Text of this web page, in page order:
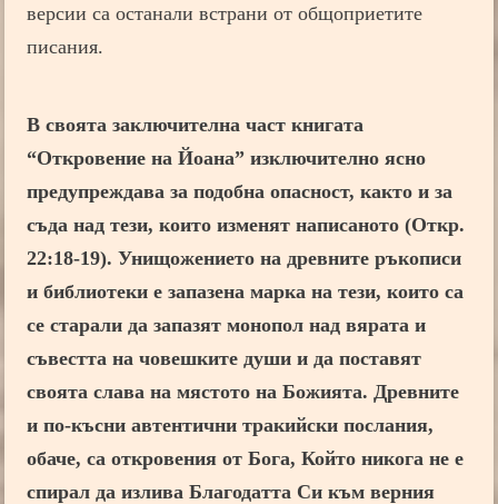
версии са останали встрани от общоприетите
писания.
В своята заключителна част книгата
“Откровение на Йоана” изключително ясно
предупреждава за подобна опасност, както и за
съда над тези, които изменят написаното (Откр.
22:18-19). Унищожението на древните ръкописи
и библиотеки е запазена марка на тези, които са
се старали да запазят монопол над вярата и
съвестта на човешките души и да поставят
своята слава на мястото на Божията. Древните
и по-късни автентични тракийски послания,
обаче, са откровения от Бога, Който никога не е
спирал да излива Благодатта Си към верния